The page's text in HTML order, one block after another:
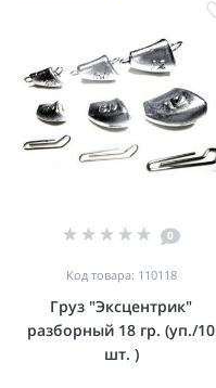
0
Код товара: 110118
Груз "Эксцентрик"
разборный 18 гр. (уп./10
шт. )